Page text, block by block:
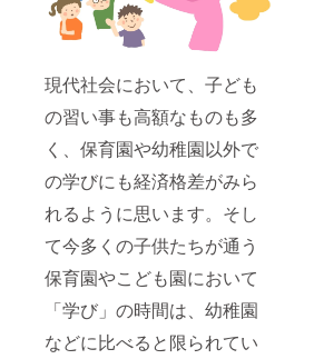
現代社会において、子ども
の習い事も高額なものも多
く、保育園や幼稚園以外で
の学びにも経済格差がみら
れるように思います。そし
て今多くの子供たちが通う
保育園やこども園において
「学び」の時間は、幼稚園
などに比べると限られてい